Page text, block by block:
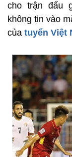
cho trận đấu
không tin vào
của tuyển Việt